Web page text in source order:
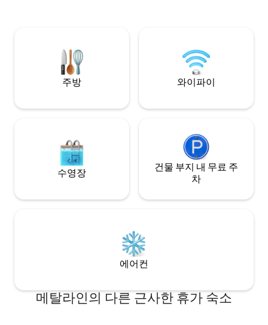
것을 챙겨가세요. 나무를 구할 수 있습니다.
카약 대여 서비스가 있습니다.
필요합니다!
주방 와이파이
수영장
건물 부지 내 무료 주
차
에어컨
메탈라인의 다른 근사한 휴가 숙소